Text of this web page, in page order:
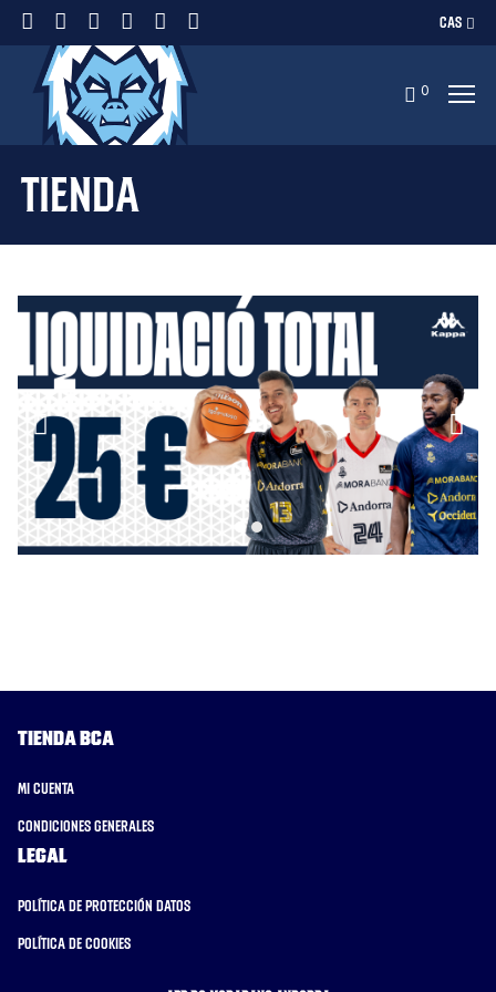
CAS
0
Tienda
Tienda BCA
Mi cuenta
Condiciones generales
Legal
Política de protección datos
Política de cookies